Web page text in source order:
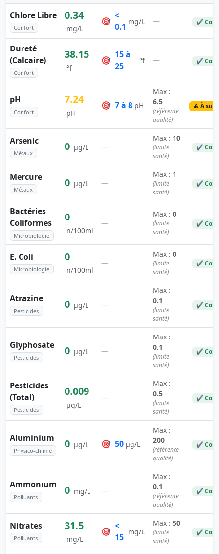
Chlore Libre
Confort
0.34
mg/L
🎯
<
0.1
mg/L — ✔
Dureté
(Calcaire)
Confort
38.15
°f
🎯
15 à
25
°f — ✔
pH
Confort
7.24
pH
🎯 7 à 8 pH
Max :
6.5
(référence
qualité)
⚠️ À
Arsenic
Métaux
0 µg/L —
Max : 10
(limite
santé)
✔
Mercure
Métaux
0 µg/L —
Max : 1
(limite
santé)
✔
Bactéries
Coliformes
Microbiologie
0
n/100ml
—
Max : 0
(limite
santé)
✔
E. Coli
Microbiologie
0
n/100ml
—
Max : 0
(limite
santé)
✔
Atrazine
Pesticides
0 µg/L —
Max :
0.1
(limite
santé)
✔
Glyphosate
Pesticides
0 µg/L —
Max :
0.1
(limite
santé)
✔
Pesticides
(Total)
Pesticides
0.009
µg/L
—
Max :
0.5
(limite
santé)
✔
Aluminium
Physico-chimie
0 µg/L 🎯 50 µg/L
Max :
200
(référence
qualité)
✔
Ammonium
Polluants
0 mg/L —
Max :
0.1
(référence
qualité)
✔
Nitrates
Polluants
31.5
mg/L
🎯
<
15
mg/L
Max : 50
(limite
santé)
✔